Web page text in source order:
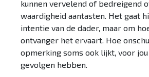
kunnen vervelend of bedreigend
waardigheid aantasten. Het gaat
intentie van de dader, maar om
ontvanger het ervaart. Hoe
opmerking soms ook lijkt, voor
gevolgen hebben.